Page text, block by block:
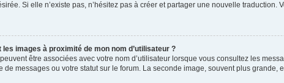
Si elle n’existe pas, n’hésitez pas à créer et partager une nouvelle traduction.
images à proximité de mon nom d’utilisateur ?
peuvent être associées avec votre nom d’utilisateur lorsque vous consultez les
de messages ou votre statut sur le forum. La seconde image, souvent plus